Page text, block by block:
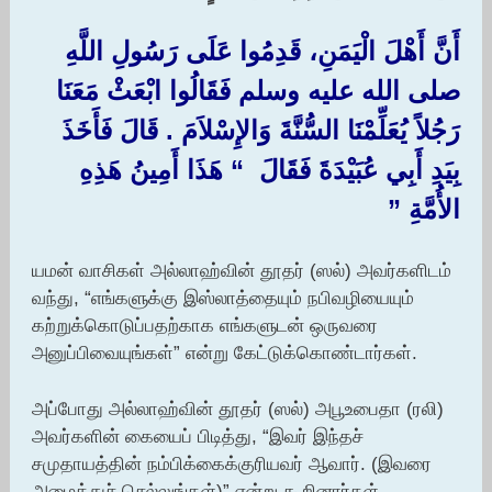
أَنَّ أَهْلَ الْيَمَنِ، قَدِمُوا عَلَى رَسُولِ اللَّهِ
صلى الله عليه وسلم فَقَالُوا ابْعَثْ مَعَنَا
رَجُلاً يُعَلِّمْنَا السُّنَّةَ وَالإِسْلاَمَ ‏.‏ قَالَ فَأَخَذَ
بِيَدِ أَبِي عُبَيْدَةَ فَقَالَ ‏ “‏ هَذَا أَمِينُ هَذِهِ
الأُمَّةِ ‏”‏
யமன் வாசிகள் அல்லாஹ்வின் தூதர் (ஸல்) அவர்களிடம்
வந்து, “எங்களுக்கு இஸ்லாத்தையும் நபிவழியையும்
கற்றுக்கொடுப்பதற்காக எங்களுடன் ஒருவரை
அனுப்பிவையுங்கள்” என்று கேட்டுக்கொண்டார்கள்.
அப்போது அல்லாஹ்வின் தூதர் (ஸல்) அபூஉபைதா (ரலி)
அவர்களின் கையைப் பிடித்து, “இவர் இந்தச்
சமுதாயத்தின் நம்பிக்கைக்குரியவர் ஆவார். (இவரை